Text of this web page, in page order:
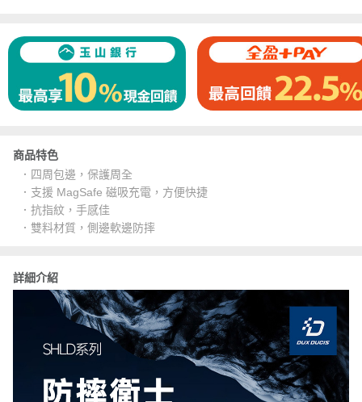
商品特色
．四周包邊，保護周全
．支援 MagSafe 磁吸充電，方便快捷
．抗指紋，手感佳
．雙料材質，側邊軟邊防摔
詳細介紹